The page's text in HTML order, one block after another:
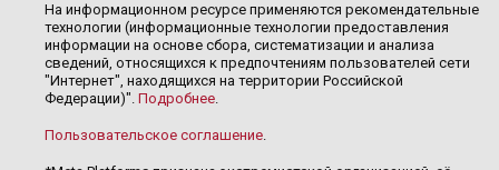
На информационном ресурсе применяются рекомендательные
технологии (информационные технологии предоставления
информации на основе сбора, систематизации и анализа
сведений, относящихся к предпочтениям пользователей сети
"Интернет", находящихся на территории Российской
Федерации)". Подробнее.
Пользовательское соглашение.